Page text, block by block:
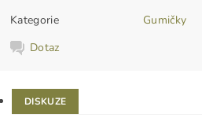
Kategorie
Gumičky
Dotaz
DISKUZE